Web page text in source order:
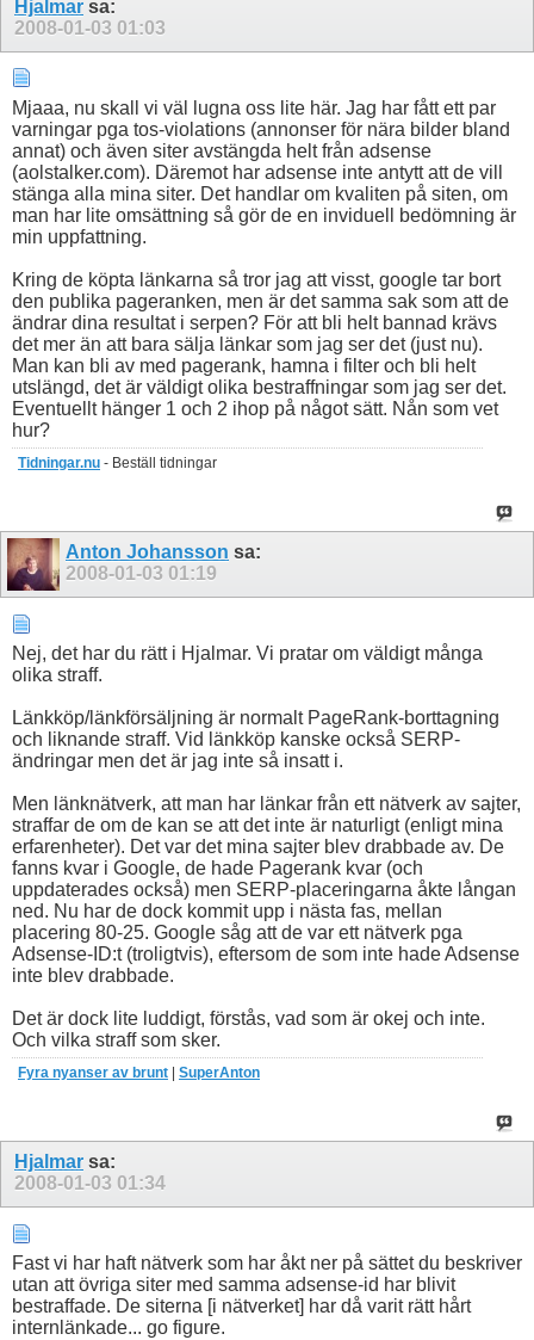
Hjalmar sa:
2008-01-03 01:03
Mjaaa, nu skall vi väl lugna oss lite här. Jag har fått ett par
varningar pga tos-violations (annonser för nära bilder bland
annat) och även siter avstängda helt från adsense
(aolstalker.com). Däremot har adsense inte antytt att de vill
stänga alla mina siter. Det handlar om kvaliten på siten, om
man har lite omsättning så gör de en inviduell bedömning är
min uppfattning.
Kring de köpta länkarna så tror jag att visst, google tar bort
den publika pageranken, men är det samma sak som att de
ändrar dina resultat i serpen? För att bli helt bannad krävs
det mer än att bara sälja länkar som jag ser det (just nu).
Man kan bli av med pagerank, hamna i filter och bli helt
utslängd, det är väldigt olika bestraffningar som jag ser det.
Eventuellt hänger 1 och 2 ihop på något sätt. Nån som vet
hur?
Tidningar.nu - Beställ tidningar
Anton Johansson sa:
2008-01-03 01:19
Nej, det har du rätt i Hjalmar. Vi pratar om väldigt många
olika straff.
Länkköp/länkförsäljning är normalt PageRank-borttagning
och liknande straff. Vid länkköp kanske också SERP-
ändringar men det är jag inte så insatt i.
Men länknätverk, att man har länkar från ett nätverk av sajter,
straffar de om de kan se att det inte är naturligt (enligt mina
erfarenheter). Det var det mina sajter blev drabbade av. De
fanns kvar i Google, de hade Pagerank kvar (och
uppdaterades också) men SERP-placeringarna åkte långan
ned. Nu har de dock kommit upp i nästa fas, mellan
placering 80-25. Google såg att de var ett nätverk pga
Adsense-ID:t (troligtvis), eftersom de som inte hade Adsense
inte blev drabbade.
Det är dock lite luddigt, förstås, vad som är okej och inte.
Och vilka straff som sker.
Fyra nyanser av brunt SuperAnton
Hjalmar sa:
2008-01-03 01:34
Fast vi har haft nätverk som har åkt ner på sättet du beskriver
utan att övriga siter med samma adsense-id har blivit
bestraffade. De siterna [i nätverket] har då varit rätt hårt
internlänkade... go figure.